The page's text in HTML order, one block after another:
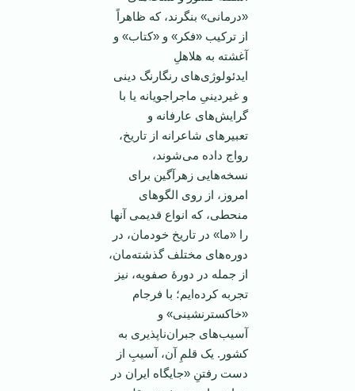
«درمانی» بنگرند، که ظاهراً
از ترکیب «فکر» و «کتاب» و
آغشته به هلاهلِ
ایدئولوژی‌های رنگارنگ دینی
و غیردینیِ ماجراجویانه یا با
گرایش‌های عارفانه و
تعبیرهای شاعرانه از تاریخ،
رواج داده می‌شوند،
نسخه‌هایی زهرآگین برای
امروز، از روی الگوهای
منحطی، که انواع قدیمی آنها
را «ما» در تاریخ خودمان، در
دوره‌های مختلف گذشته‌مان،
از جمله در دورۀ صفویه، نیز
تجربه کرده‌ایم؛ با فرجام
«خاکسترنشینی» و
آسیب‌های جبران‌ناپذیری به
کشور. یک قلمِ آن، آسیب‌ِ از
دست رفتنِ «جایگاه ایران در